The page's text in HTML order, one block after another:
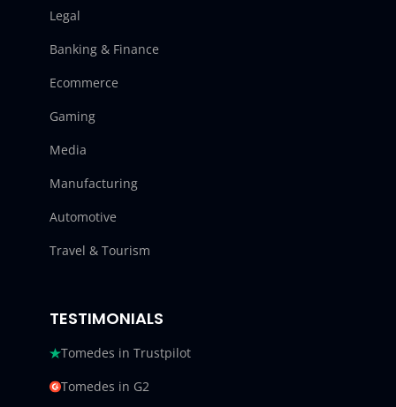
Legal
Banking & Finance
Ecommerce
Gaming
Media
Manufacturing
Automotive
Travel & Tourism
TESTIMONIALS
Tomedes in Trustpilot
Tomedes in G2